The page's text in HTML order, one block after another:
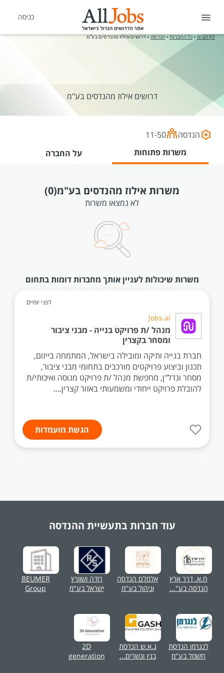
כניסה
דף הבית »כל החברות »הנדסה »דרושים אילוז מהנדסים בע"מ
דרושים אילוז מהנדסים בע"מ
הנדסה
11-50
משרות פתוחות
על החברה
משרות אילוז מהנדסים בע"מ(0)
לא נמצאו משרות
משרות שיכולות לעניין אותך מחברות דומות בתחום
לפני יומיים
Jobs.ai
מנהל /ת פרויקט בנייה - מבני ציבור
ומסחר בקצרין
חברת בנייה ותיקה ומובילה בישראל, המתמחה בייזום,
תכנון וביצוע פרויקטים מורכבים בתחומי מבני ציבור,
מסחר ונדל"ן, מחפשת מנהל /ת פרויקט מנוסה ואיכותי/ת
להובלת פרויקט ייחודי ומשמעותי באזור קצרין....
הגשת מועמדות
עוד חברות בתעשיית ההנדסה
ח.א. דרך ארץ
הנדסה בע"...
אלמלם הנדסה
וניהול בע"מ
רודה ושוורץ
ישראל בע"מ
BEUMER
Group
לנגרמן הנדסת
חשמל בע"מ
ג.א.ש הנדסת
בנין וגשרים...
2D
generation